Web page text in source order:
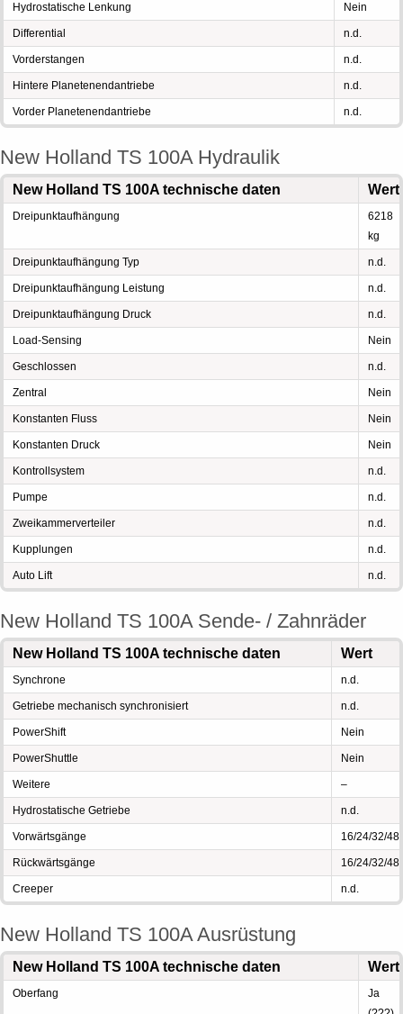
Hydrostatische Lenkung Nein
Differential n.d.
Vorderstangen n.d.
Hintere Planetenendantriebe n.d.
Vorder Planetenendantriebe n.d.
New Holland TS 100A Hydraulik
New Holland TS 100A technische daten Wert
Dreipunktaufhängung
6218
kg
Dreipunktaufhängung Typ n.d.
Dreipunktaufhängung Leistung n.d.
Dreipunktaufhängung Druck n.d.
Load-Sensing Nein
Geschlossen n.d.
Zentral Nein
Konstanten Fluss Nein
Konstanten Druck Nein
Kontrollsystem n.d.
Pumpe n.d.
Zweikammerverteiler n.d.
Kupplungen n.d.
Auto Lift n.d.
New Holland TS 100A Sende- / Zahnräder
New Holland TS 100A technische daten Wert
Synchrone n.d.
Getriebe mechanisch synchronisiert n.d.
PowerShift Nein
PowerShuttle Nein
Weitere –
Hydrostatische Getriebe n.d.
Vorwärtsgänge 16/24/32/48
Rückwärtsgänge 16/24/32/48
Creeper n.d.
New Holland TS 100A Ausrüstung
New Holland TS 100A technische daten Wert
Oberfang
Ja